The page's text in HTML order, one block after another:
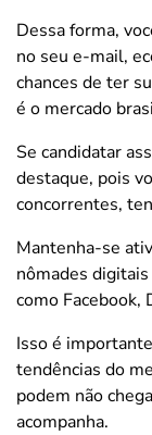
Dessa forma,
no seu e-mail,
chances de ter
é o mercado
Se candidatar
destaque, pois
concorrentes,
Mantenha-se
nômades
como Facebook,
Isso é
tendências do
podem não
acompanha.